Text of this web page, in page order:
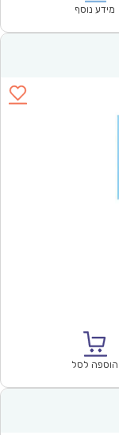
מידע נוסף
הוספה לסל